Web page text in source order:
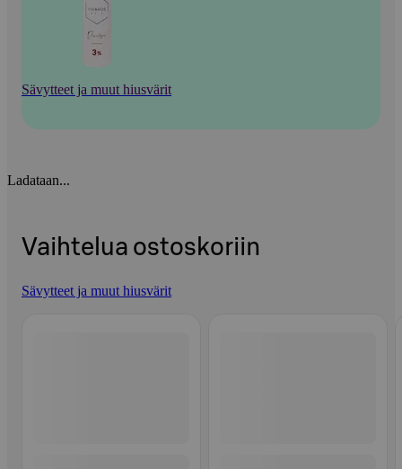
Sävytteet ja muut hiusvärit
Ladataan...
Vaihtelua ostoskoriin
Sävytteet ja muut hiusvärit